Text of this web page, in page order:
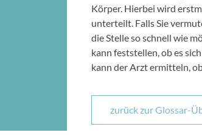
Körper. Hierbei wird
unterteilt. Falls Sie
die Stelle so schnell wie
kann feststellen, ob es
kann der Arzt ermitteln,
zurück zur Glossar-